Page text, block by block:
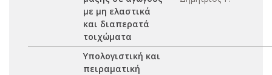
με μη ελαστικά
και διαπερατά
τοιχώματα
Υπολογιστική και
πειραματική